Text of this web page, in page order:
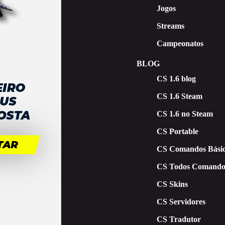
Jogos
Streams
Campeonatos
BLOG
CS 1.6 blog
CS 1.6 Steam
CS 1.6 no Steam
CS Portable
CS Comandos
CS Todos
CS Skins
CS Servidores
CS Tradutor